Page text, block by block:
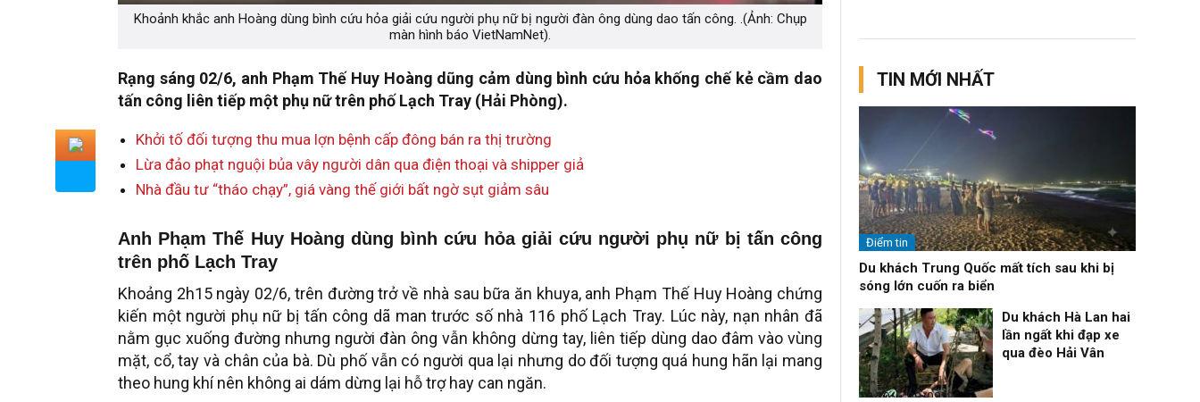
Khoảnh khắc anh Hoàng dùng bình cứu hỏa giải cứu người phụ nữ bị người đàn ông dùng dao tấn công. .(Ảnh: Chụp
màn hình báo VietNamNet).
Rạng sáng 02/6, anh Phạm Thế Huy Hoàng dũng cảm dùng bình cứu hỏa khống chế kẻ cầm dao
tấn công liên tiếp một phụ nữ trên phố Lạch Tray (Hải Phòng).
Khởi tố đối tượng thu mua lợn bệnh cấp đông bán ra thị trường
Lừa đảo phạt nguội bủa vây người dân qua điện thoại và shipper giả
Nhà đầu tư “tháo chạy”, giá vàng thế giới bất ngờ sụt giảm sâu
Anh Phạm Thế Huy Hoàng dùng bình cứu hỏa giải cứu người phụ nữ bị tấn công
trên phố Lạch Tray
Khoảng 2h15 ngày 02/6, trên đường trở về nhà sau bữa ăn khuya, anh Phạm Thế Huy Hoàng chứng
kiến một người phụ nữ bị tấn công dã man trước số nhà 116 phố Lạch Tray. Lúc này, nạn nhân đã
nằm gục xuống đường nhưng người đàn ông vẫn không dừng tay, liên tiếp dùng dao đâm vào vùng
mặt, cổ, tay và chân của bà. Dù phố vẫn có người qua lại nhưng do đối tượng quá hung hãn lại mang
theo hung khí nên không ai dám dừng lại hỗ trợ hay can ngăn.
TIN MỚI NHẤT
Điểm tin
Du khách Trung Quốc mất tích sau khi bị
sóng lớn cuốn ra biển
Thời sự
08/08/26, 13:10
Du khách Hà Lan hai
lần ngất khi đạp xe
qua đèo Hải Vân